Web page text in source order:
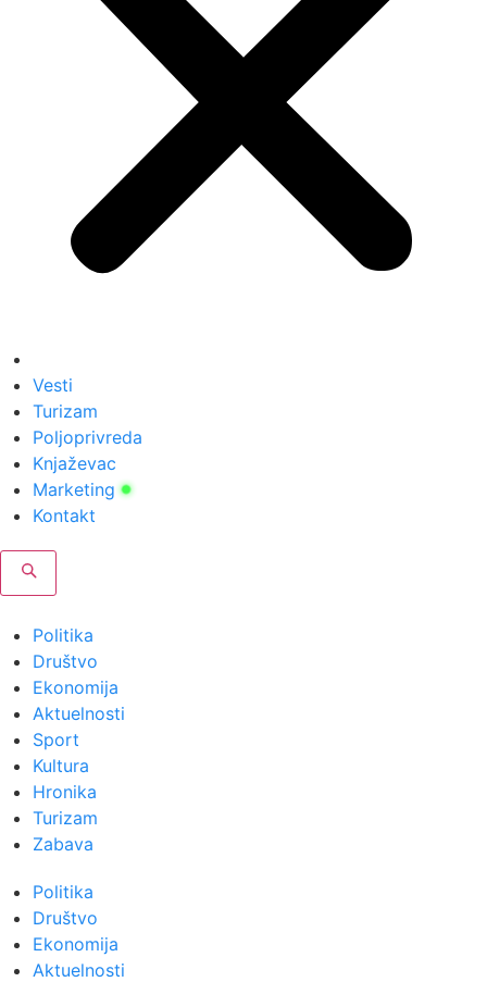
Vesti
Turizam
Poljoprivreda
Knjaževac
Marketing
Kontakt
Politika
Društvo
Ekonomija
Aktuelnosti
Sport
Kultura
Hronika
Turizam
Zabava
Politika
Društvo
Ekonomija
Aktuelnosti